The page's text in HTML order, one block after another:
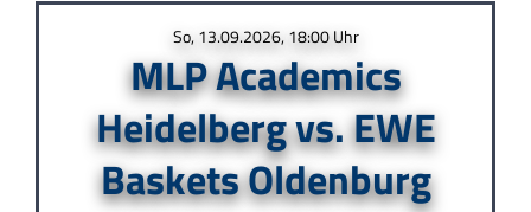
So, 13.09.2026, 18:00 Uhr
MLP Academics
Heidelberg vs. EWE
Baskets Oldenburg